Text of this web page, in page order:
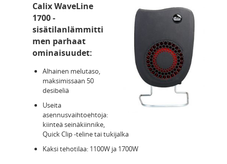
Calix WaveLine
1700 -
sisätilanlämmitti
men parhaat
ominaisuudet:
Alhainen melutaso,
maksimissaan 50
desibeliä
Useita
asennusvaihtoehtoja:
kiinteä seinäkiinnike,
Quick Clip -teline tai tukijalka
Kaksi tehotilaa: 1100W ja 1700W